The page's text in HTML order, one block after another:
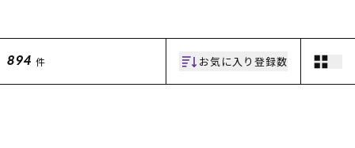
894 件 お気に入り登録数